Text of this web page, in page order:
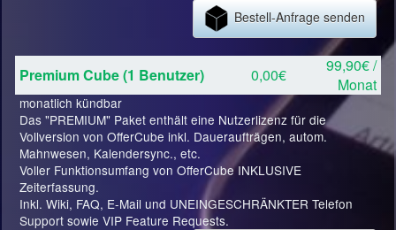
Bestell-Anfrage senden
Premium Cube (1 Benutzer) 0,00€
99,90€ /
Monat
monatlich kündbar
Das "PREMIUM" Paket enthält eine Nutzerlizenz für die
Vollversion von OfferCube inkl. Daueraufträgen, autom.
Mahnwesen, Kalendersync., etc.
Voller Funktionsumfang von OfferCube INKLUSIVE
Zeiterfassung.
Inkl. Wiki, FAQ, E-Mail und UNEINGESCHRÄNKTER Telefon
Support sowie VIP Feature Requests.